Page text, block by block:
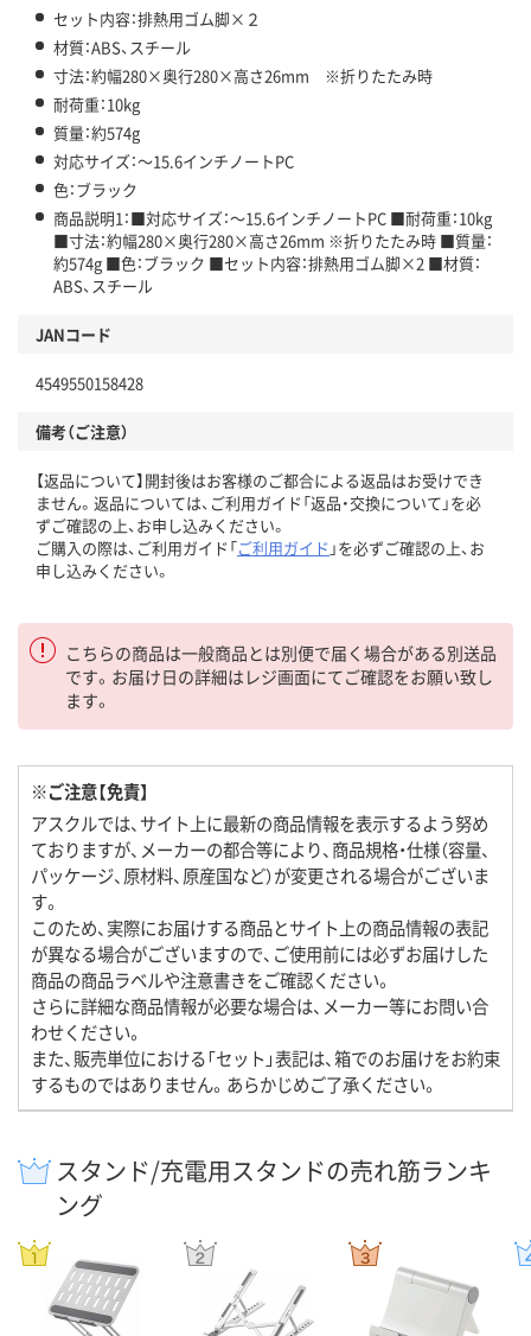
セット内容：排熱用ゴム脚×２
材質：ABS、スチール
寸法：約幅280×奥行280×高さ26mm ※折りたたみ時
耐荷重：10kg
質量：約574g
対応サイズ：～15.6インチノートPC
色：ブラック
商品説明1：■対応サイズ：～15.6インチノートPC ■耐荷重：10kg
■寸法：約幅280×奥行280×高さ26mm ※折りたたみ時 ■質量：
約574g ■色：ブラック ■セット内容：排熱用ゴム脚×2 ■材質：
ABS、スチール
JANコード
4549550158428
備考（ご注意）
【返品について】開封後はお客様のご都合による返品はお受けでき
ません。返品については、ご利用ガイド「返品・交換について」を必
ずご確認の上、お申し込みください。
ご購入の際は、ご利用ガイド「ご利用ガイド 」を必ずご確認の上、お
申し込みください。
こちらの商品は一般商品とは別便で届く場合がある別送品
です。お届け日の詳細はレジ画面にてご確認をお願い致し
ます。
※ご注意【免責】
アスクルでは、サイト上に最新の商品情報を表示するよう努め
ておりますが、メーカーの都合等により、商品規格・仕様（容量、
パッケージ、原材料、原産国など）が変更される場合がございま
す。
このため、実際にお届けする商品とサイト上の商品情報の表記
が異なる場合がございますので、ご使用前には必ずお届けした
商品の商品ラベルや注意書きをご確認ください。
さらに詳細な商品情報が必要な場合は、メーカー等にお問い合
わせください。
また、販売単位における「セット」表記は、箱でのお届けをお約束
するものではありません。あらかじめご了承ください。
スタンド/充電用スタンドの売れ筋ランキ
ング